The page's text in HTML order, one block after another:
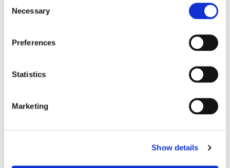
Selection
Necessary
Preferences
Statistics
Marketing
Show details